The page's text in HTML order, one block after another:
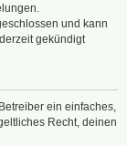
und kann
gekündigt
ein einfaches,
Recht, deinen